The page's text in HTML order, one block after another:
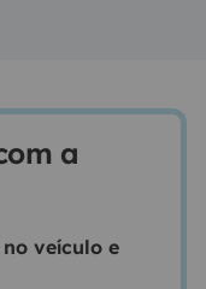
a
veículo e